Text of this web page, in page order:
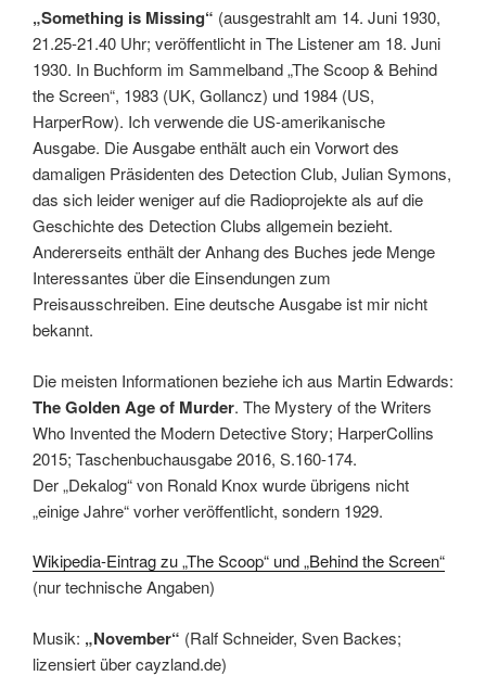
„Something is Missing“ (ausgestrahlt am 14. Juni 1930,
21.25-21.40 Uhr; veröffentlicht in The Listener am 18. Juni
1930. In Buchform im Sammelband „The Scoop & Behind
the Screen“, 1983 (UK, Gollancz) und 1984 (US,
HarperRow). Ich verwende die US-amerikanische
Ausgabe. Die Ausgabe enthält auch ein Vorwort des
damaligen Präsidenten des Detection Club, Julian Symons,
das sich leider weniger auf die Radioprojekte als auf die
Geschichte des Detection Clubs allgemein bezieht.
Andererseits enthält der Anhang des Buches jede Menge
Interessantes über die Einsendungen zum
Preisausschreiben. Eine deutsche Ausgabe ist mir nicht
bekannt.
Die meisten Informationen beziehe ich aus Martin Edwards:
The Golden Age of Murder. The Mystery of the Writers
Who Invented the Modern Detective Story; HarperCollins
2015; Taschenbuchausgabe 2016, S.160-174.
Der „Dekalog“ von Ronald Knox wurde übrigens nicht
„einige Jahre“ vorher veröffentlicht, sondern 1929.
Wikipedia-Eintrag zu „The Scoop“ und „Behind the Screen“
(nur technische Angaben)
Musik: „November“ (Ralf Schneider, Sven Backes;
lizensiert über cayzland.de)